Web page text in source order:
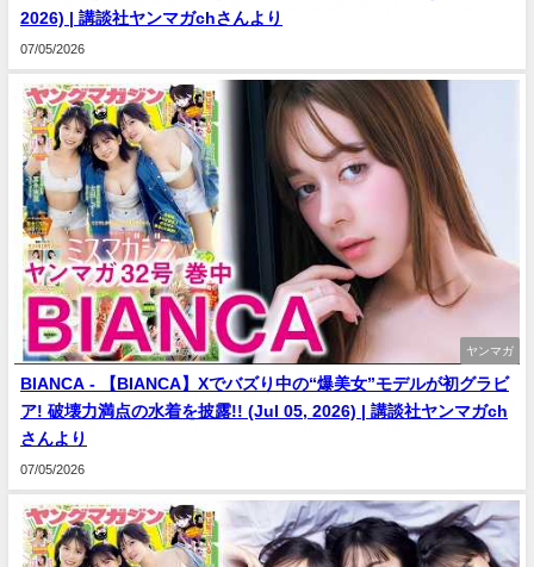
2026) | 講談社ヤンマガchさんより
07/05/2026
ヤンマガ
BIANCA - 【BIANCA】Xでバズり中の“爆美女”モデルが初グラビ
ア! 破壊力満点の水着を披露!! (Jul 05, 2026) | 講談社ヤンマガch
さんより
07/05/2026